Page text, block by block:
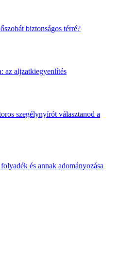
biztonságos térré?
az aljzatkiegyenlítés
szegélynyírót választanod a
és annak adományozása